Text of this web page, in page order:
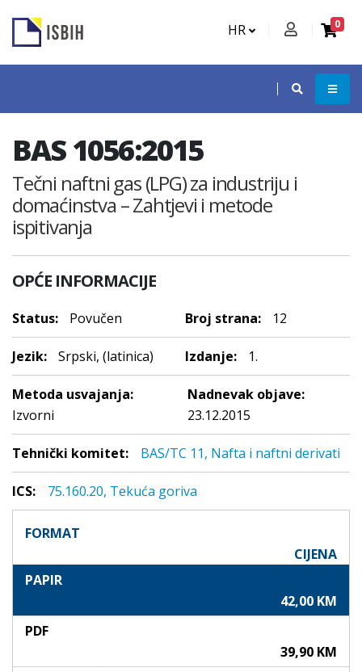
HR 0
BAS 1056:2015
Tečni naftni gas (LPG) za industriju i
domaćinstva – Zahtjevi i metode
ispitivanja
OPĆE INFORMACIJE
Status: Povučen Broj strana: 12
Jezik: Srpski, (latinica) Izdanje: 1.
Metoda usvajanja:
Izvorni
Nadnevak objave:
23.12.2015
Tehnički komitet: BAS/TC 11, Nafta i naftni derivati
ICS: 75.160.20, Tekuća goriva
FORMAT
CIJENA
PAPIR
42,00 KM
PDF
39,90 KM